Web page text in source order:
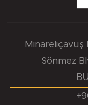
Minareliçavuş
Sönmez